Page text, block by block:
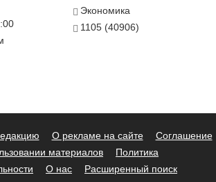
Экономика
1105 (40906)
О рекламе на сайте
Соглашение
материалов
Политика
О нас Расширенный поиск